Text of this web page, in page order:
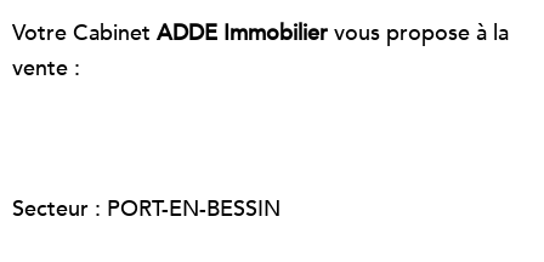
Votre Cabinet ADDE Immobilier vous propose à la
vente :
Secteur : PORT-EN-BESSIN